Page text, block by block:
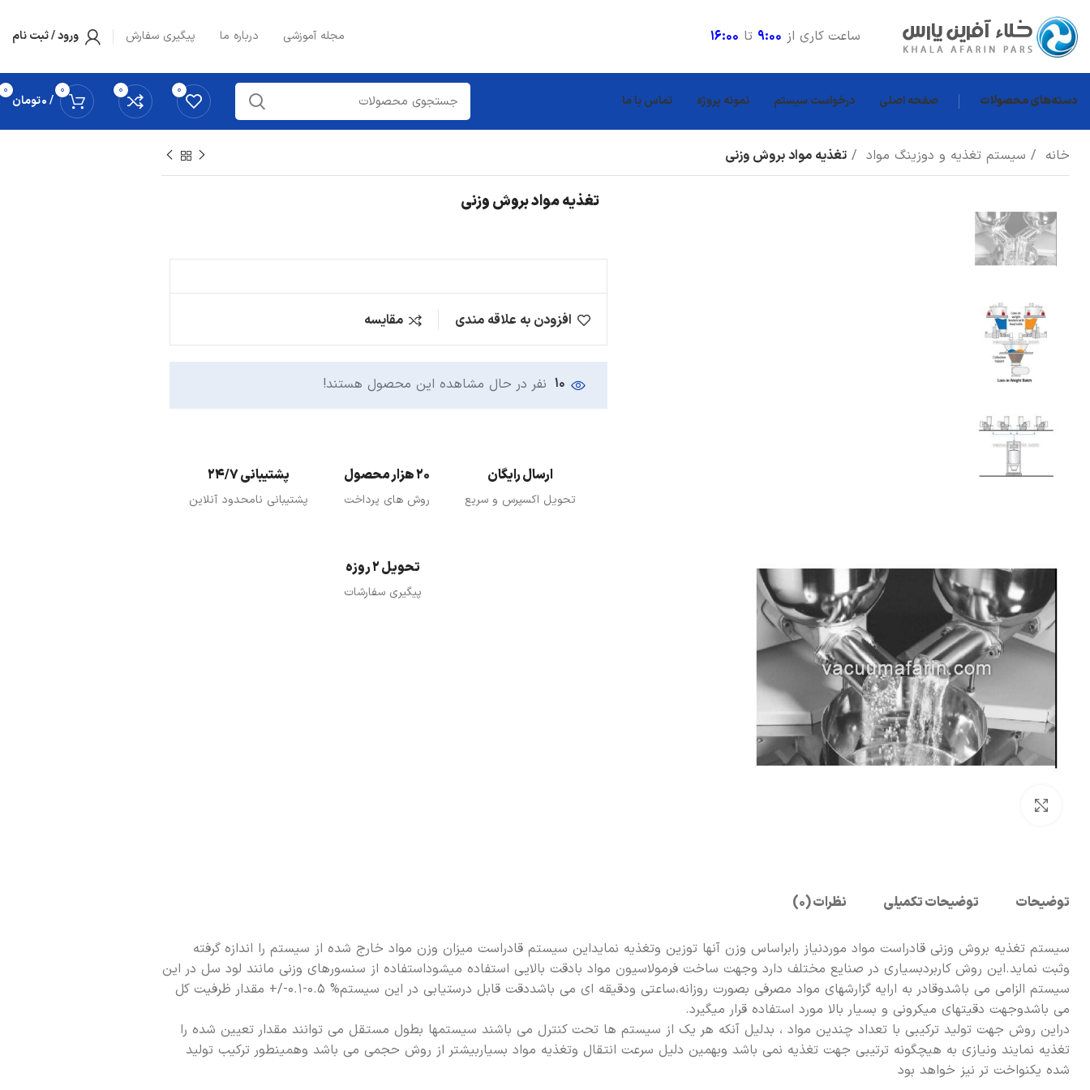
ساعت کاری از 9:00 تا 16:00 مجله آموزشی درباره ما پیگیری سفارش ورود / ثبت نام
دسته‌های محصولات صفحه اصلی درخواست سیستم نمونه پروژه تماس با ما
0
0
0
0
/
0تومان
خانه سیستم تغذیه و دوزینگ مواد تغذیه مواد بروش وزنی
تغذیه مواد بروش وزنی
افزودن به علاقه مندی مقایسه
10 نفر در حال مشاهده این محصول هستند!
ارسال رایگان
تحویل اکسپرس و سریع
20 هزار محصول
روش های پرداخت
پشتیبانی 24/7
پشتیبانی نامحدود آنلاین
تحویل 2 روزه
پیگیری سفارشات
توضیحات توضیحات تکمیلی نظرات (0)
سیستم تغذیه بروش وزنی قادراست مواد موردنیاز رابراساس وزن آنها توزین وتغذیه نمایداین سیستم قادراست میزان وزن مواد خارج شده از سیستم را اندازه گرفته
وثبت نماید.این روش کاربردبسیاری در صنایع مختلف دارد وجهت ساخت فرمولاسیون مواد بادقت بالایی استفاده میشوداستفاده از سنسورهای وزنی مانند لود سل در این
سیستم الزامی می باشدوقادر به ارایه گزارشهای مواد مصرفی بصورت روزانه،ساعتی ودقیقه ای می باشددقت قابل درستیابی در این سیستم% ۰.۵-۰.۱-/+ مقدار ظرفیت کل
می باشدوجهت دقیتهای میکرونی و بسیار بالا مورد استفاده قرار میگیرد.
دراین روش جهت تولید ترکیبی با تعداد چندین مواد ، بدلیل آنکه هر یک از سیستم ها تحت کنترل می باشند سیستمها بطول مستقل می توانند مقدار تعیین شده را
تغذیه نمایند ونیازی به هیچگونه ترتیبی جهت تغذیه نمی باشد وبهمین دلیل سرعت انتقال وتغذیه مواد بسیاربیشتر از روش حجمی می باشد وهمینطور ترکیب تولید
شده یکنواخت تر نیز خواهد بود